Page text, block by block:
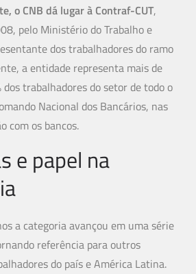
o CNB dá lugar à Contraf-CUT,
pelo Ministério do Trabalho e
dos trabalhadores do ramo
a entidade representa mais de
dos trabalhadores do setor de todo o
Nacional dos Bancários, nas
com os bancos.
e papel na
a categoria avançou em uma série
referência para outros
do país e América Latina.